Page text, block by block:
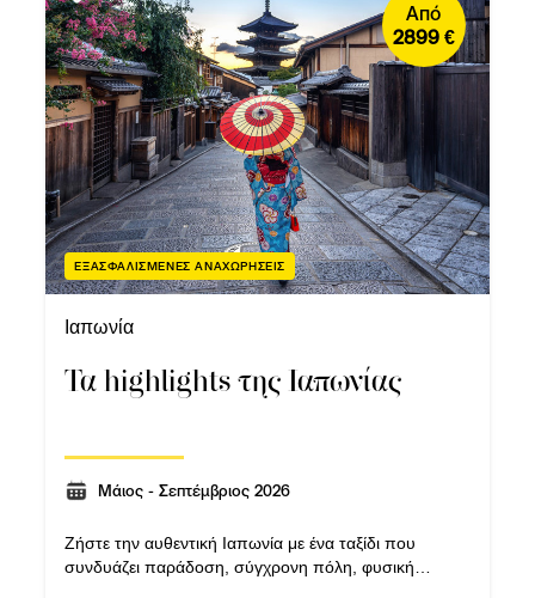
Από
2899 €
ΕΞΑΣΦΑΛΙΣΜΕΝΕΣ ΑΝΑΧΩΡΗΣΕΙΣ
Ιαπωνία
Τα highlights της Ιαπωνίας
Μάιος - Σεπτέμβριος 2026
Ζήστε την αυθεντική Ιαπωνία με ένα ταξίδι που
συνδυάζει παράδοση, σύγχρονη πόλη, φυσική